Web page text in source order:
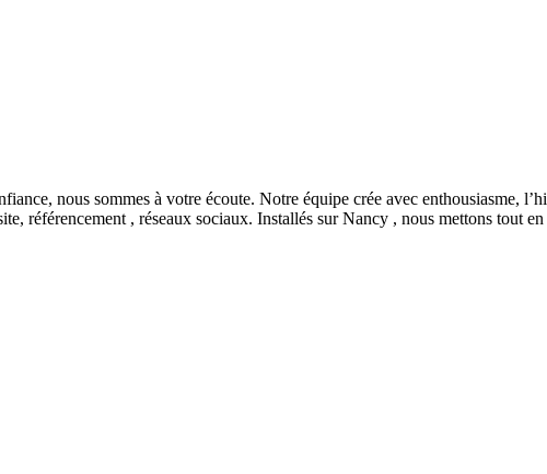
nous sommes à votre écoute. Notre équipe crée avec enthousiasme,
référencement , réseaux sociaux. Installés sur Nancy , nous mettons tout